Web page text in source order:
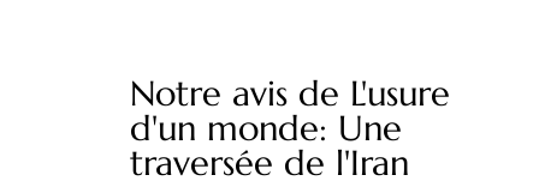
Notre avis de L'usure
d'un monde: Une
traversée de l'Iran